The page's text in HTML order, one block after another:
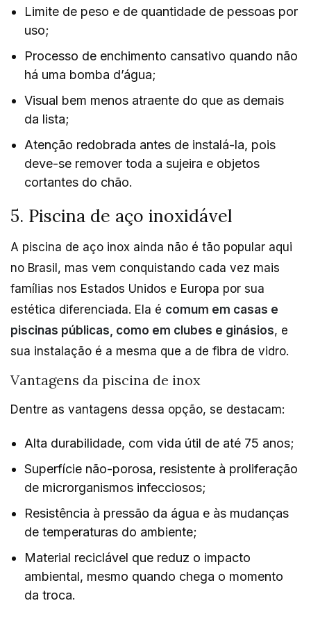
Limite de peso e de quantidade de pessoas por
uso;
Processo de enchimento cansativo quando não
há uma bomba d’água;
Visual bem menos atraente do que as demais
da lista;
Atenção redobrada antes de instalá-la, pois
deve-se remover toda a sujeira e objetos
cortantes do chão.
5. Piscina de aço inoxidável
A piscina de aço inox ainda não é tão popular aqui
no Brasil, mas vem conquistando cada vez mais
famílias nos Estados Unidos e Europa por sua
estética diferenciada. Ela é comum em casas e
piscinas públicas, como em clubes e ginásios, e
sua instalação é a mesma que a de fibra de vidro.
Vantagens da piscina de inox
Dentre as vantagens dessa opção, se destacam:
Alta durabilidade, com vida útil de até 75 anos;
Superfície não-porosa, resistente à proliferação
de microrganismos infecciosos;
Resistência à pressão da água e às mudanças
de temperaturas do ambiente;
Material reciclável que reduz o impacto
ambiental, mesmo quando chega o momento
da troca.